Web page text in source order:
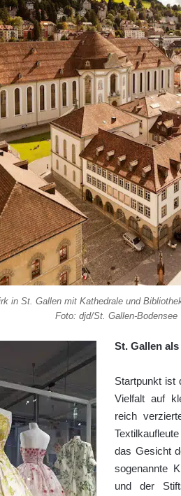
in St. Gallen mit Kathedrale und
Foto: djd/St. Gallen-Bodensee
St. Gallen
Startpunkt ist
Vielfalt auf
reich
das Gesicht
sogenannte
und der